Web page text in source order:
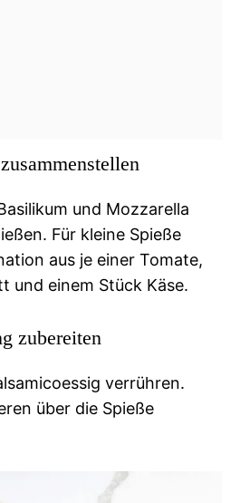
und Mozzarella
Für kleine Spieße
aus je einer Tomate,
und einem Stück Käse.
zubereiten
verrühren.
über die Spieße